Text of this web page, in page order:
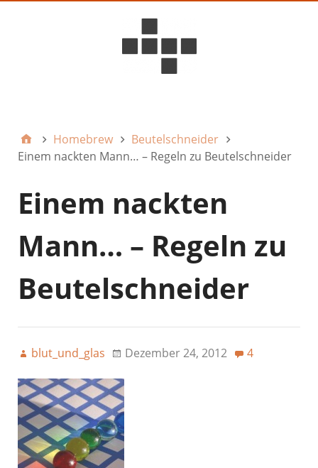
Homebrew
Beutelschneider
Einem nackten Mann… – Regeln zu Beutelschneider
Einem nackten
Mann… – Regeln zu
Beutelschneider
blut_und_glas Dezember 24, 2012 4